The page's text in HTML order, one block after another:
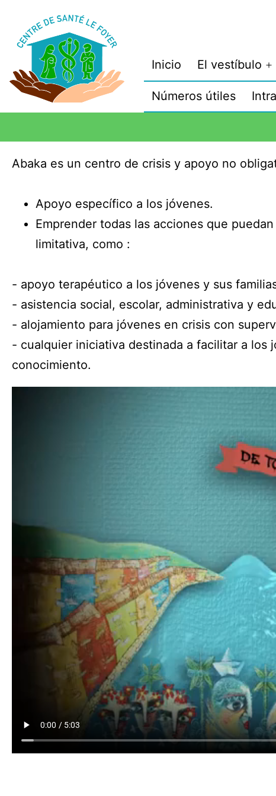
Inicio El vestíbulo
Números útiles
Abaka es un centro de crisis y apoyo no
Apoyo específico a los jóvenes.
Emprender todas las acciones que
limitativa, como :
- apoyo terapéutico a los jóvenes y sus
- asistencia social, escolar, administrativa y
- alojamiento para jóvenes en crisis con
- cualquier iniciativa destinada a facilitar a
conocimiento.